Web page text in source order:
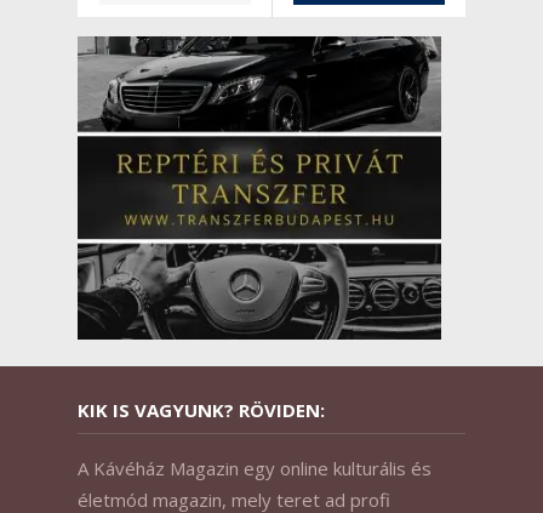
KIK IS VAGYUNK? RÖVIDEN:
A Kávéház Magazin egy online kulturális és
életmód magazin, mely teret ad profi